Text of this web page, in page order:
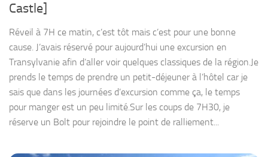
Castle]
Réveil à 7H ce matin, c’est tôt mais c’est pour une bonne
cause. J’avais réservé pour aujourd’hui une excursion en
Transylvanie afin d’aller voir quelques classiques de la région.Je
prends le temps de prendre un petit-déjeuner à l’hôtel car je
sais que dans les journées d’excursion comme ça, le temps
pour manger est un peu limité.Sur les coups de 7H30, je
réserve un Bolt pour rejoindre le point de ralliement...